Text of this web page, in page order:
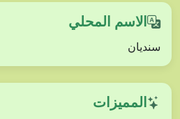
الاسم المحلي
سنديان
المميزات